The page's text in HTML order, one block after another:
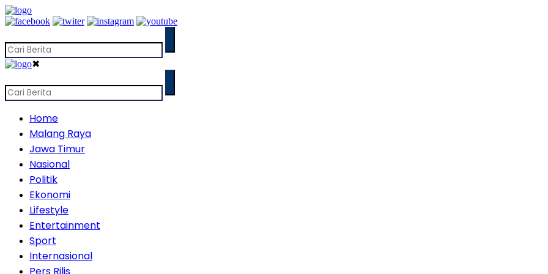
✖
Home
Malang Raya
Jawa Timur
Nasional
Politik
Ekonomi
Lifestyle
Entertainment
Sport
Internasional